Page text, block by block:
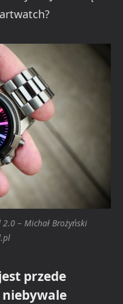
– Michał Brożyński
przede